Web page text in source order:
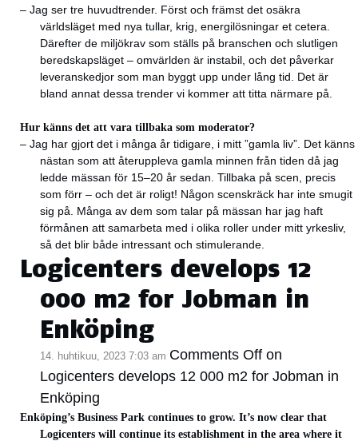
– Jag ser tre huvudtrender. Först och främst det osäkra
världsläget med nya tullar, krig, energilösningar et cetera.
Därefter de miljökrav som ställs på branschen och slutligen
beredskapsläget – omvärlden är instabil, och det påverkar
leveranskedjor som man byggt upp under lång tid. Det är
bland annat dessa trender vi kommer att titta närmare på.
Hur känns det att vara tillbaka som moderator?
– Jag har gjort det i många år tidigare, i mitt ”gamla liv”. Det känns
nästan som att återuppleva gamla minnen från tiden då jag
ledde mässan för 15–20 år sedan. Tillbaka på scen, precis
som förr – och det är roligt! Någon scenskräck har inte smugit
sig på. Många av dem som talar på mässan har jag haft
förmånen att samarbeta med i olika roller under mitt yrkesliv,
så det blir både intressant och stimulerande.
Logicenters develops 12
000 m2 for Jobman in
Enköping
14. huhtikuu, 2023 7:03 am Comments Off on
Logicenters develops 12 000 m2 for Jobman in
Enköping
Enköping’s Business Park continues to grow. It’s now clear that
Logicenters will continue its establishment in the area where it